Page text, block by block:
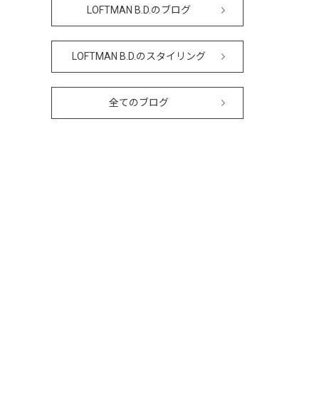
LOFTMAN B.D.のブログ
LOFTMAN B.D.のスタイリング
全てのブログ